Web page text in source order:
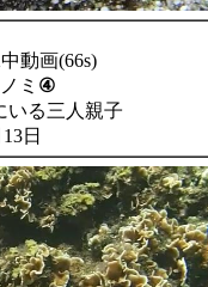
動画(66s)
ミ ④
いる三人親子
日